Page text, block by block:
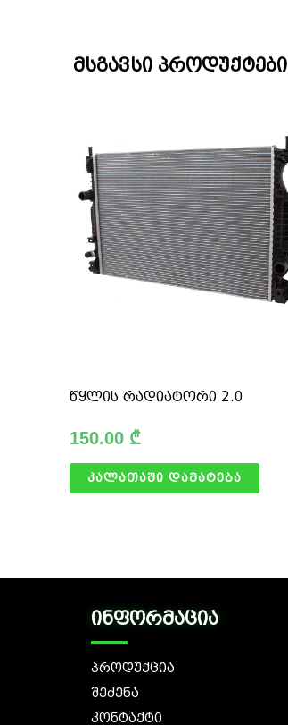
მსგავსი პროდუქტები
წყლის რადიატორი 2.0
150.00 ₾
კალათაში დამატება
ინფორმაცია
პროდუქცია
შეძენა
კონტაქტი